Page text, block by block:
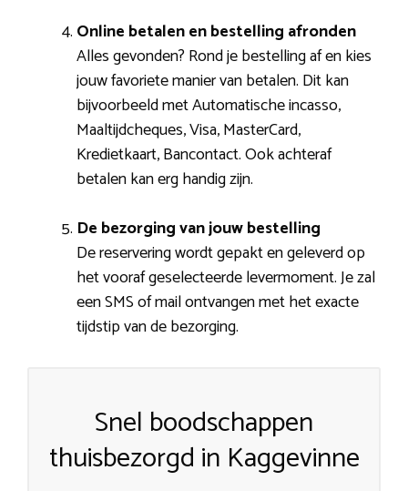
Online betalen en bestelling afronden
Alles gevonden? Rond je bestelling af en kies
jouw favoriete manier van betalen. Dit kan
bijvoorbeeld met Automatische incasso,
Maaltijdcheques, Visa, MasterCard,
Kredietkaart, Bancontact. Ook achteraf
betalen kan erg handig zijn.
De bezorging van jouw bestelling
De reservering wordt gepakt en geleverd op
het vooraf geselecteerde levermoment. Je zal
een SMS of mail ontvangen met het exacte
tijdstip van de bezorging.
Snel boodschappen
thuisbezorgd in Kaggevinne